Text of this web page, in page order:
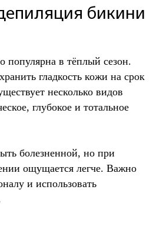
бикини
популярна в тёплый сезон.
гладкость кожи на срок
несколько видов
глубокое и тотальное
болезненной, но при
ощущается легче. Важно
и использовать